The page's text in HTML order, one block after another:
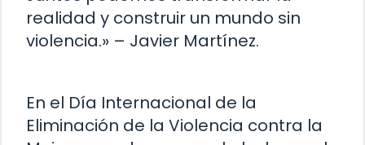
realidad y construir un mundo sin
violencia.» – Javier Martínez.
En el Día Internacional de la
Eliminación de la Violencia contra la